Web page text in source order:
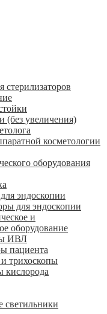
стерилизаторов
(без увеличения)
косметологии
оборудования
эндоскопии
для эндоскопии
и
оборудование
ИВЛ
пациента
трихоскопы
кислорода
светильники